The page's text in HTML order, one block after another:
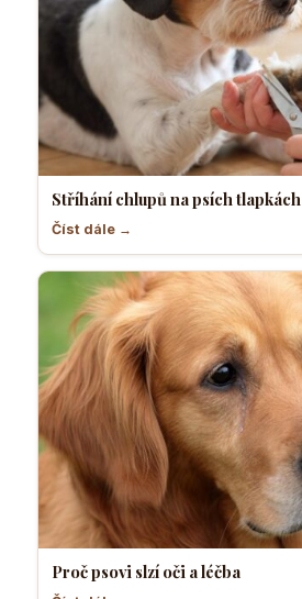
Stříhání chlupů na psích tlapkách
Číst dále →
Proč psovi slzí oči a léčba